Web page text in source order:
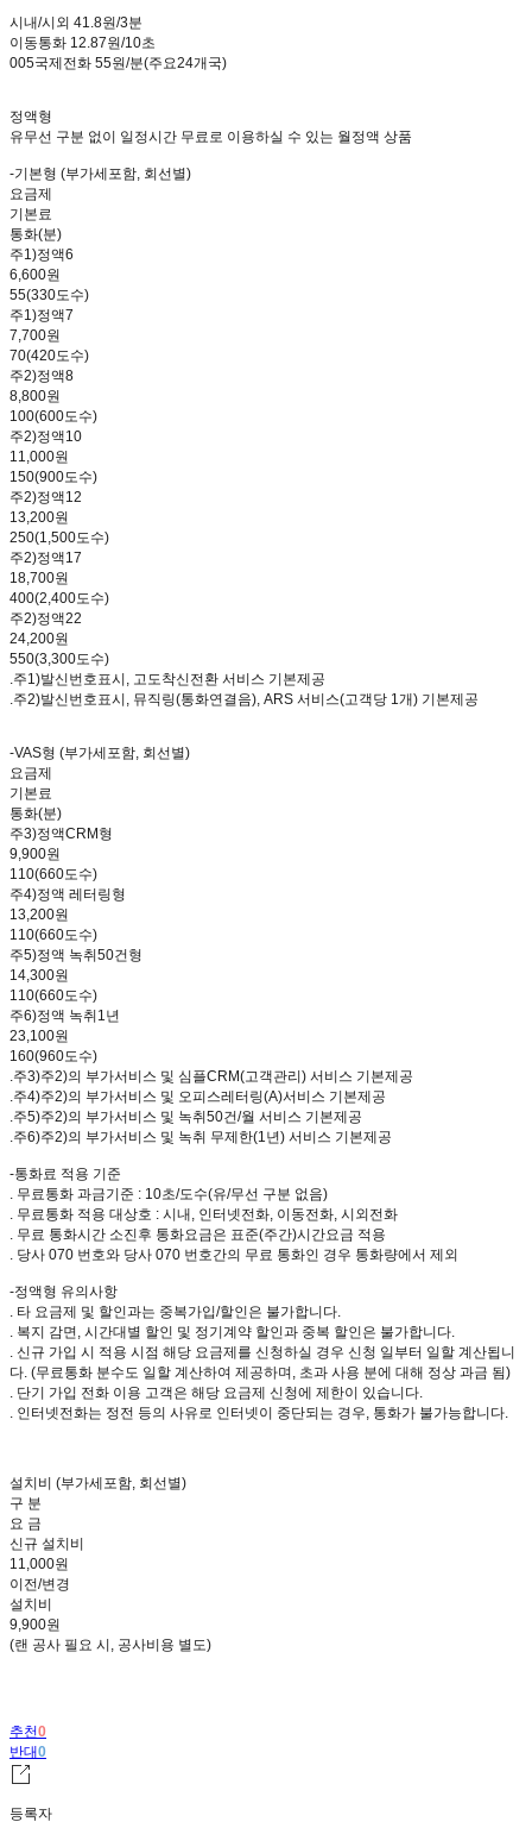
시내/시외 41.8원/3분
이동통화 12.87원/10초
005국제전화 55원/분(주요24개국)
정액형
유무선 구분 없이 일정시간 무료로 이용하실 수 있는 월정액 상품
-기본형 (부가세포함, 회선별)
요금제
기본료
통화(분)
주1)정액6
6,600원
55(330도수)
주1)정액7
7,700원
70(420도수)
주2)정액8
8,800원
100(600도수)
주2)정액10
11,000원
150(900도수)
주2)정액12
13,200원
250(1,500도수)
주2)정액17
18,700원
400(2,400도수)
주2)정액22
24,200원
550(3,300도수)
.주1)발신번호표시, 고도착신전환 서비스 기본제공
.주2)발신번호표시, 뮤직링(통화연결음), ARS 서비스(고객당 1개) 기본제공
-VAS형 (부가세포함, 회선별)
요금제
기본료
통화(분)
주3)정액CRM형
9,900원
110(660도수)
주4)정액 레터링형
13,200원
110(660도수)
주5)정액 녹취50건형
14,300원
110(660도수)
주6)정액 녹취1년
23,100원
160(960도수)
.주3)주2)의 부가서비스 및 심플CRM(고객관리) 서비스 기본제공
.주4)주2)의 부가서비스 및 오피스레터링(A)서비스 기본제공
.주5)주2)의 부가서비스 및 녹취50건/월 서비스 기본제공
.주6)주2)의 부가서비스 및 녹취 무제한(1년) 서비스 기본제공
-통화료 적용 기준
. 무료통화 과금기준 : 10초/도수(유/무선 구분 없음)
. 무료통화 적용 대상호 : 시내, 인터넷전화, 이동전화, 시외전화
. 무료 통화시간 소진후 통화요금은 표준(주간)시간요금 적용
. 당사 070 번호와 당사 070 번호간의 무료 통화인 경우 통화량에서 제외
-정액형 유의사항
. 타 요금제 및 할인과는 중복가입/할인은 불가합니다.
. 복지 감면, 시간대별 할인 및 정기계약 할인과 중복 할인은 불가합니다.
. 신규 가입 시 적용 시점 해당 요금제를 신청하실 경우 신청 일부터 일할 계산됩니
다. (무료통화 분수도 일할 계산하여 제공하며, 초과 사용 분에 대해 정상 과금 됨)
. 단기 가입 전화 이용 고객은 해당 요금제 신청에 제한이 있습니다.
. 인터넷전화는 정전 등의 사유로 인터넷이 중단되는 경우, 통화가 불가능합니다.
설치비 (부가세포함, 회선별)
구 분
요 금
신규 설치비
11,000원
이전/변경
설치비
9,900원
(랜 공사 필요 시, 공사비용 별도)
추천0
반대0
등록자